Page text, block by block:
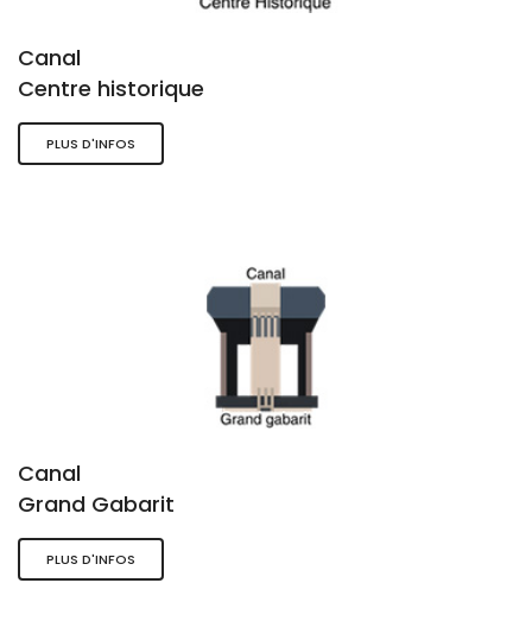
Canal
Centre historique
PLUS D'INFOS
Canal
Grand Gabarit
PLUS D'INFOS